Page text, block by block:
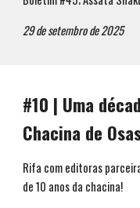
29de setembro de 2025
#10 | Uma
Chacina de
Rifa com editoras
de 10 anos da chacina!